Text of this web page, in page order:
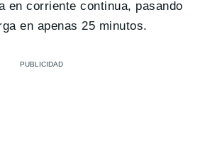
en corriente continua, pasando
en apenas 25 minutos.